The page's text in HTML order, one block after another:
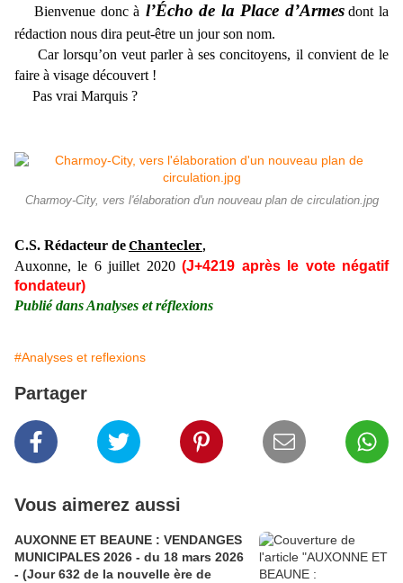
Bienvenue donc à l’Écho de la Place d’Armes dont la
rédaction nous dira peut-être un jour son nom.
Car lorsqu’on veut parler à ses concitoyens, il convient de le
faire à visage découvert !
Pas vrai Marquis ?
Charmoy-City, vers l'élaboration d'un nouveau plan de circulation.jpg
C.S. Rédacteur deChantecler,
Auxonne, le 6 juillet 2020 (J+4219 après le vote négatif
fondateur)
Publié dans Analyses et réflexions
#Analyses et reflexions
Partager
Vous aimerez aussi
AUXONNE ET BEAUNE : VENDANGES
MUNICIPALES 2026 - du 18 mars 2026
- (Jour 632 de la nouvelle ère de